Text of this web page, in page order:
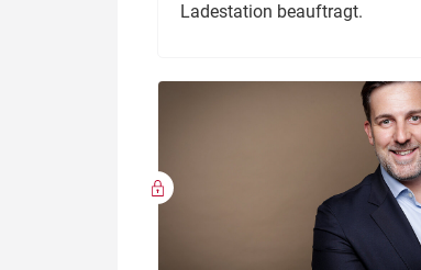
Ladestation beauftragt.